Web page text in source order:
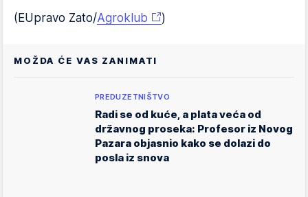
(EUpravo Zato/Agroklub )
MOŽDA ĆE VAS ZANIMATI
PREDUZETNIŠTVO
Radi se od kuće, a plata veća od
državnog proseka: Profesor iz Novog
Pazara objasnio kako se dolazi do
posla iz snova